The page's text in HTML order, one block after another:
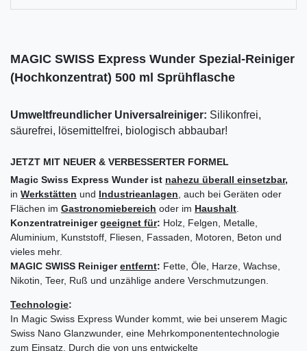
MAGIC SWISS Express Wunder Spezial-Reiniger
(Hochkonzentrat) 500 ml Sprühflasche
Umweltfreundlicher Universalreiniger: Silikonfrei,
säurefrei, lösemittelfrei, biologisch abbaubar!
JETZT MIT NEUER & VERBESSERTER FORMEL
Magic Swiss Express Wunder ist nahezu überall einsetzbar,
in Werkstätten und Industrieanlagen, auch bei Geräten oder
Flächen im Gastronomiebereich oder im Haushalt.
Konzentratreinigergeeignet für: Holz, Felgen, Metalle,
Aluminium, Kunststoff, Fliesen, Fassaden, Motoren, Beton und
vieles mehr.
MAGIC SWISS Reinigerentfernt: Fette, Öle, Harze, Wachse,
Nikotin, Teer, Ruß und unzählige andere Verschmutzungen.
Technologie:
In Magic Swiss Express Wunder kommt, wie bei unserem Magic
Swiss Nano Glanzwunder, eine Mehrkomponententechnologie
zum Einsatz. Durch die von uns entwickelte